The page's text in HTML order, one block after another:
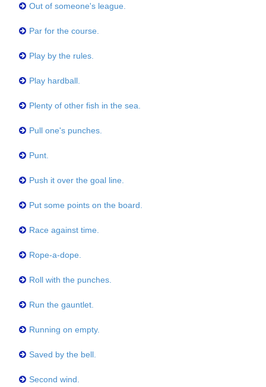
Out of someone's league.
Par for the course.
Play by the rules.
Play hardball.
Plenty of other fish in the sea.
Pull one's punches.
Punt.
Push it over the goal line.
Put some points on the board.
Race against time.
Rope-a-dope.
Roll with the punches.
Run the gauntlet.
Running on empty.
Saved by the bell.
Second wind.